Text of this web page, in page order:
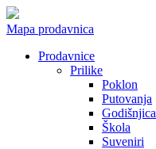
Mapa prodavnica
Prodavnice
Prilike
Poklon
Putovanja
Godišnjica
Škola
Suveniri